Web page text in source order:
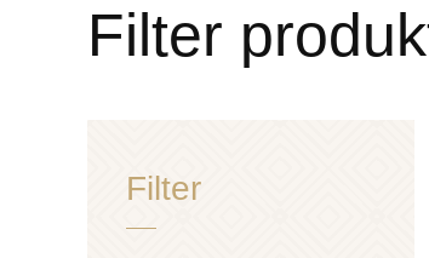
Filter
Filter